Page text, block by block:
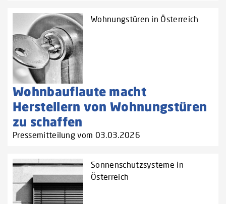
Wohnungstüren in Österreich
Wohnbauflaute macht
Herstellern von Wohnungstüren
zu schaffen‌
Pressemitteilung vom 03.03.2026
Sonnenschutzsysteme in
Österreich